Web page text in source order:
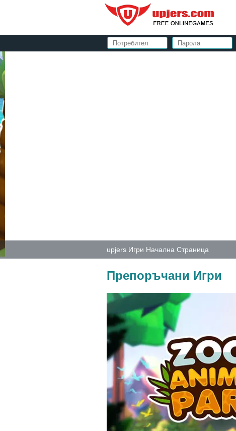
upjers Игри Начална Страница
Препоръчани Игри